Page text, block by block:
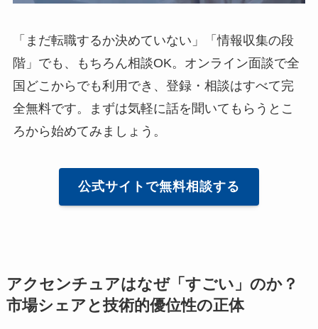
「まだ転職するか決めていない」「情報収集の段
階」でも、もちろん相談OK。オンライン面談で全
国どこからでも利用でき、登録・相談はすべて完
全無料です。まずは気軽に話を聞いてもらうとこ
ろから始めてみましょう。
公式サイトで無料相談する
アクセンチュアはなぜ「すごい」のか？
市場シェアと技術的優位性の正体